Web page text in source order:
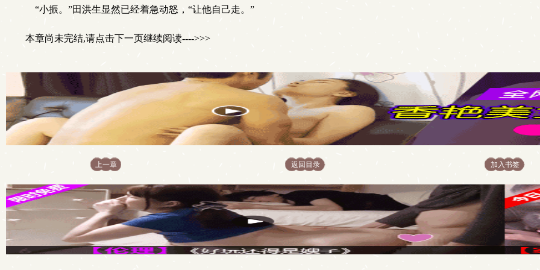
“小振。”田洪生显然已经着急动怒，“让他自己走。”
本章尚未完结,请点击下一页继续阅读---->>>
上一章 返回目录 加入书签